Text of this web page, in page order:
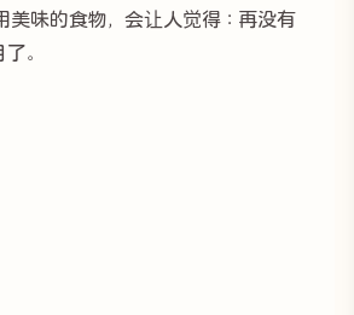
美味的食物，会让人觉得：再没有
。